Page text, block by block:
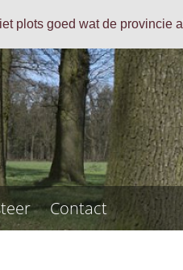
plots goed wat de provincie
Contact